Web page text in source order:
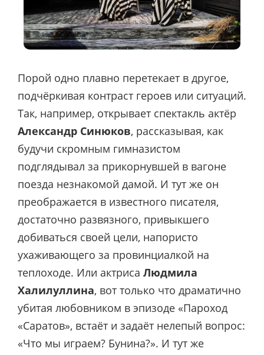
Порой одно плавно перетекает в другое,
подчёркивая контраст героев или ситуаций.
Так, например, открывает спектакль актёр
Александр Синюков, рассказывая, как
будучи скромным гимназистом
подглядывал за прикорнувшей в вагоне
поезда незнакомой дамой. И тут же он
преображается в известного писателя,
достаточно развязного, привыкшего
добиваться своей цели, напористо
ухаживающего за провинциалкой на
теплоходе. Или актриса Людмила
Халилуллина, вот только что драматично
убитая любовником в эпизоде «Пароход
«Саратов», встаёт и задаёт нелепый вопрос:
«Что мы играем? Бунина?». И тут же